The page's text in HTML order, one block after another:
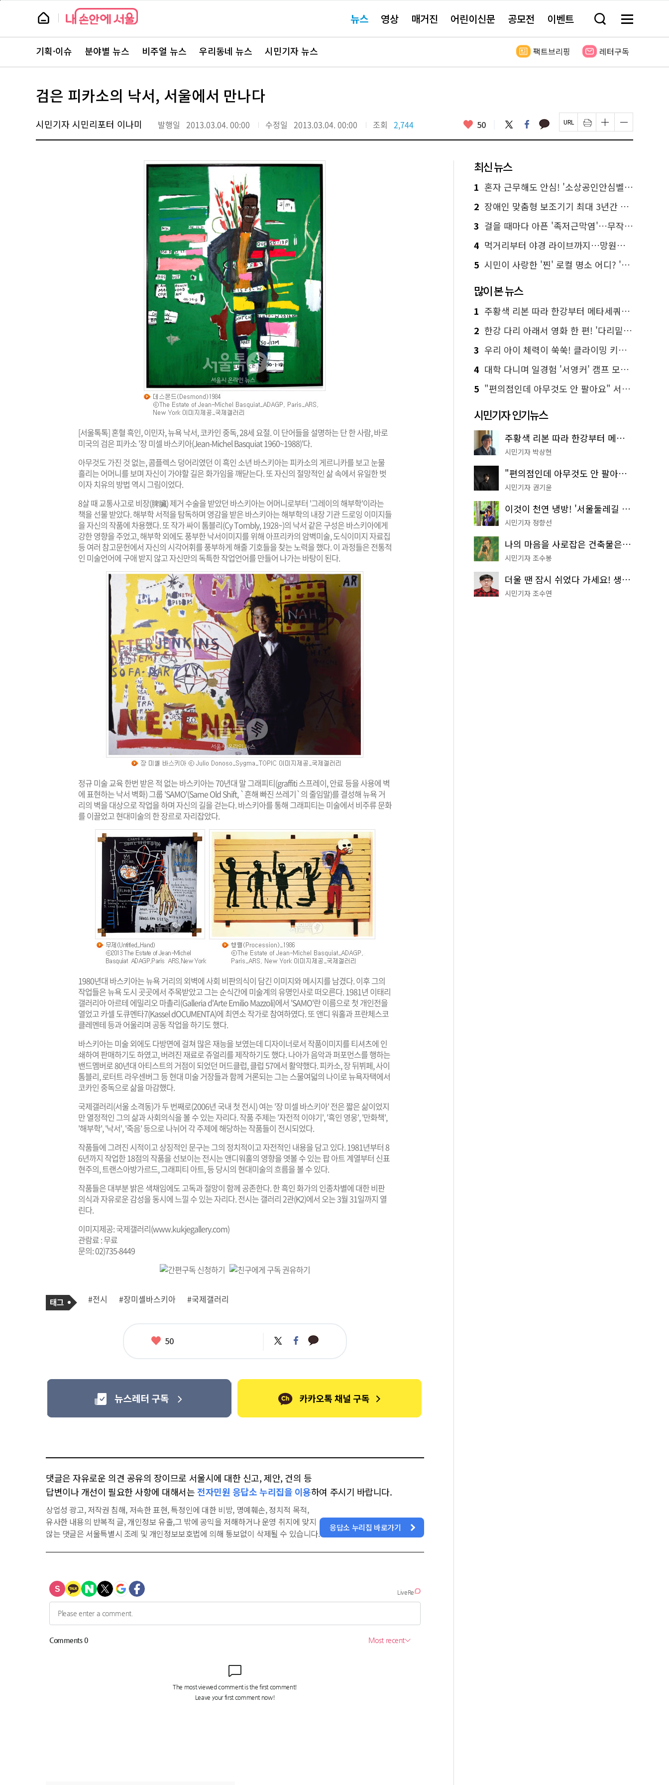
본
뉴
스 요뉴스 영상 매거진 어린이신문 공모전 이벤트 검
창
기
메
전
보
뉴
스
주
서
바
로
기획·이슈 분야별 뉴스 비주얼 뉴스 우리동네 뉴스 시민기자 뉴스 팩트브리핑 레터구독
검은 피카소의 낙서, 서울에서 만나다
시민기자 시민리포터 이나미 발행일 2013.03.04. 00:00 수정일 2013.03.04. 00:00 조회 2,744 좋
요
50 트
위
터
페
이
스
카
카 페
이
지
인
쇄
하
글
자
크
하
기
글
자
크
하
기
[서울톡톡] 혼혈 흑인, 이민자, 뉴욕 낙서, 코카인 중독, 28세 요절. 이 단어들을 설명하는 단 한 사람, 바로
미국의 검은 피카소 '장 미셀 바스키아(Jean-Michel Basquiat 1960~1988)'다.
아무것도 가진 것 없는, 콤플렉스 덩어리였던 이 흑인 소년 바스키아는 피카소의 게르니카를 보고 눈물
흘리는 어머니를 보며 자신이 가야할 길은 화가임을 깨닫는다. 또 자신의 절망적인 삶 속에서 유일한 벗
이자 치유의 방법 역시 그림이었다.
8살 때 교통사고로 비장(脾臟) 제거 수술을 받았던 바스키아는 어머니로부터 '그레이의 해부학'이라는
책을 선물 받았다. 해부학 서적을 탐독하며 영감을 받은 바스키아는 해부학의 내장 기관 드로잉 이미지들
을 자신의 작품에 차용했다. 또 작가 싸이 톰블리(Cy Tombly, 1928~)의 낙서 같은 구성은 바스키아에게
강한 영향을 주었고, 해부학 외에도 풍부한 낙서이미지를 위해 아프리카의 암벽미술, 도식이미지 자료집
등 여러 참고문헌에서 자신의 시각어휘를 풍부하게 해줄 기호들을 찾는 노력을 했다. 이 과정들은 전통적
인 미술언어에 구애 받지 않고 자신만의 독특한 작업언어를 만들어 나가는 바탕이 된다.
정규 미술 교육 한번 받은 적 없는 바스키아는 70년대 말 그래피티(graffiti 스프레이, 안료 등을 사용에 벽
에 표현하는 낙서 벽화) 그룹 'SAMO'(Same Old Shift, `흔해 빠진 쓰레기`의 줄임말)를 결성해 뉴욕 거
리의 벽을 대상으로 작업을 하며 자신의 길을 걷는다. 바스키아를 통해 그래피티는 미술에서 비주류 문화
를 이끌었고 현대미술의 한 장르로 자리잡았다.
1980년대 바스키아는 뉴욕 거리의 외벽에 사회 비판의식이 담긴 이미지와 메시지를 남겼다. 이후 그의
작업들은 뉴욕 도시 곳곳에서 주목받았고 그는 순식간에 미술계의 유명인사로 떠오른다. 1981년 이태리
갤러리아 아르테 에밀리오 마촐리(Galleria d'Arte Emilio Mazzoli)에서 'SAMO'란 이름으로 첫 개인전을
열었고 카셀 도큐멘타7(Kassel dOCUMENTA)에 최연소 작가로 참여하였다. 또 앤디 워홀과 프란체스코
클레멘테 등과 어울리며 공동 작업을 하기도 했다.
바스키아는 미술 외에도 다방면에 걸쳐 많은 재능을 보였는데 디자이너로서 작품이미지를 티셔츠에 인
쇄하여 판매하기도 하였고, 버려진 재료로 쥬얼리를 제작하기도 했다. 나아가 음악과 퍼포먼스를 행하는
밴드멤버로 80년대 아티스트의 거점이 되었던 머드클럽, 클럽 57에서 활약했다. 피카소, 장 뒤뷔페, 사이
톰블리, 로터트 라우센버그 등 현대 미술 거장들과 함께 거론되는 그는 스물여덟의 나이로 뉴욕자택에서
코카인 중독으로 삶을 마감했다.
국제갤러리(서울 소격동)가 두 번째로(2006년 국내 첫 전시) 여는 '장 미셀 바스키아' 전은 짧은 삶이었지
만 열정적인 그의 삶과 사회의식을 볼 수 있는 자리다. 작품 주제는 '자전적 이야기', '흑인 영웅', '만화책',
'해부학', '낙서', '죽음' 등으로 나뉘어 각 주제에 해당하는 작품들이 전시되었다.
작품들에 그려진 시적이고 상징적인 문구는 그의 정치적이고 자전적인 내용을 담고 있다. 1981년부터 8
6년까지 작업한 18점의 작품을 선보이는 전시는 앤디워홀의 영향을 엿볼 수 있는 팝 아트 계열부터 신표
현주의, 트랜스아방가르드, 그래피티 아트, 등 당시의 현대미술의 흐름을 볼 수 있다.
작품들은 대부분 밝은 색채임에도 고독과 절망이 함께 공존한다. 한 흑인 화가의 인종차별에 대한 비판
의식과 자유로운 감성을 동시에 느낄 수 있는 자리다. 전시는 갤러리 2관(K2)에서 오는 3월 31일까지 열
린다.
이미지제공: 국제갤러리(www.kukjegallery.com)
관람료 : 무료
문의: 02)735-8449
사
태
그
#전시 #장미셸바스키아 #국제갤러리
좋
50 트
위
페
이
카
카
댓글은 자유로운 의견 공유의 장이므로 서울시에 대한 신고, 제안, 건의 등
답변이나 개선이 필요한 사항에 대해서는 전자민원 응답소 누리집을 이용하여 주시기 바랍니다.
상업성 광고, 저작권 침해, 저속한 표현, 특정인에 대한 비방, 명예훼손, 정치적 목적,
유사한 내용의 반복적 글, 개인정보 유출,그 밖에 공익을 저해하거나 운영 취지에 맞지
않는 댓글은 서울특별시 조례 및 개인정보보호법에 의해 통보없이 삭제될 수 있습니다.
응답소 누리집 바로가기
최신 뉴스
1 혼자 근무해도 안심! '소상공인안심벨' 신청하세요
2 장애인 맞춤형 보조기기 최대 3년간 무상 대여…삶의 질 높인다
3 걸을 때마다 아픈 '족저근막염'…무작정 참지 말고 '이것' 해보세요!
4 먹거리부터 야경 라이브까지…망원한강공원 알짜 코스
5 시민이 사랑한 '찐' 로컬 명소 어디? '서울에디션25' 추천 코스
많이 본 뉴스
1 주황색 리본 따라 한강부터 메타세쿼이아 숲길까지…서울둘레길 15코스
2 한강 다리 아래서 영화 한 편! '다리밑 영화관' 무료 상영
3 우리 아이 체력이 쑥쑥! 클라이밍 키즈카페·어린이 체력장
4 대학 다니며 일경험 '서영커' 캠프 모집…전액 무료
5 "편의점인데 아무것도 안 팔아요" 서울에서 가장 특별한 편의점의 정체
시민기자 인기뉴스
주황색 리본 따라 한강부터 메타세쿼이아 숲길까지…서울둘레길 15코스
시민기자 박상현
"편의점인데 아무것도 안 팔아요" 서울에서 가장 특별한 편의점의 정체
시민기자 권기윤
이것이 천연 냉방! '서울둘레길 9코스'로 숲속 피서 떠나볼까
시민기자 정향선
나의 마음을 사로잡은 건축물은? '서울시 건축상' 수상작 공개!
시민기자 조수봉
더울 땐 잠시 쉬었다 가세요! 생수 냉장고부터 해피소·무더위쉼터까지
시민기자 조수연
페